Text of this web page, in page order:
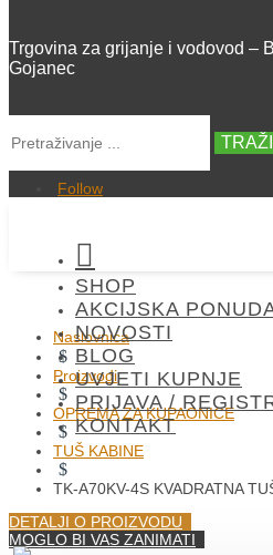
Trgovina za grijanje i vodovod –
Gojanec
TRAŽI
Follow

SHOP
AKCIJSKA
NOVOSTI
BLOG
UVJETI KUPNJE
PRIJAVA /
KONTAKT
Naslovnica
$
Proizvodi
$
OPREMA ZA KUPAONICE
$
TUŠ KABINE
$
TK-A70KV-4S KVADRATNA
DETALJI O PROIZVODU
MOGLO BI VAS ZANIMATI